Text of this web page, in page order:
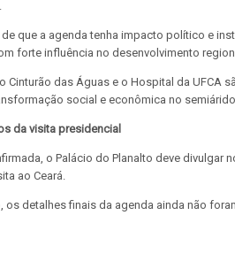
de que a agenda tenha impacto político e
forte influência no desenvolvimento
Cinturão das Águas e o Hospital da UFCA
social e econômica no
da visita presidencial
o Palácio do Planalto deve divulgar
ao Ceará.
os detalhes finais da agenda ainda não